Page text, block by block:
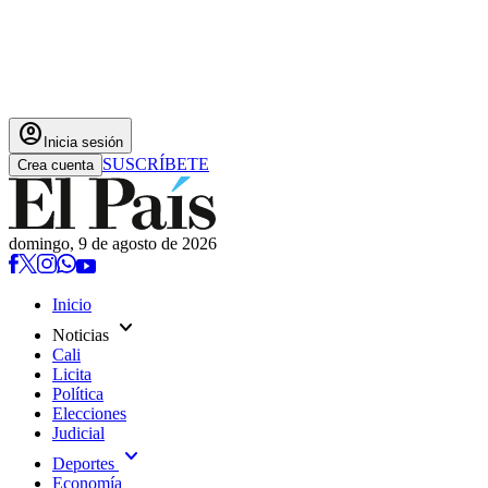
account_circle Inicia sesión
Crea cuenta SUSCRÍBETE
domingo, 9 de agosto de 2026
Inicio
Noticias expand_more
Cali
Licita
Política
Elecciones
Judicial
Deportes expand_more
Economía